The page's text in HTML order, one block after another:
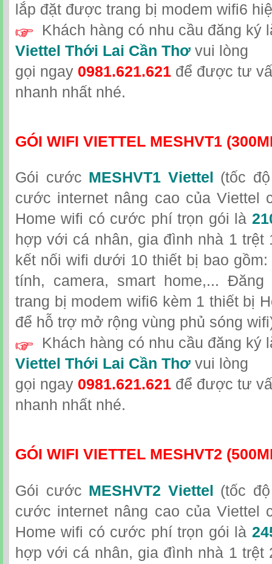
lắp đặt được trang bị modem wifi6
Khách hàng có nhu cầu đăng ký
Viettel Thới Lai Cần Thơ vui lòng
gọi ngay 0981.621.621 để được tư
nhanh nhất nhé.
GÓI WIFI VIETTEL MESHVT1
Gói cước MESHVT1 Viettel
(tốc
cước internet nâng cao của Viettel
Home wifi có cước phí trọn gói là
hợp với cá nhân, gia đình nhà 1 trệt
kết nối wifi dưới 10 thiết bị bao
tính, camera, smart home,...
trang bị modem wifi6 kèm 1 thiết bị
để hỗ trợ mở rộng vùng phủ sóng
Khách hàng có nhu cầu đăng ký
Viettel Thới Lai Cần Thơ vui lòng
gọi ngay 0981.621.621 để được tư
nhanh nhất nhé.
GÓI WIFI VIETTEL MESHVT2
Gói cước MESHVT2 Viettel (tốc
cước internet nâng cao của Viettel
Home wifi có cước phí trọn gói là
hợp với cá nhân, gia đình nhà 1 trệt